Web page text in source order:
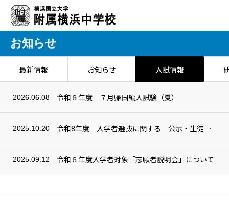
お知らせ
最新情報 お知らせ 入試情報
2026.06.08 令和８年度 ７月帰国編入試験（夏）
2025.10.20 令和8年度 入学者選抜に関する 公示・生徒募集要項について
2025.09.12 令和８年度入学者対象「志願者説明会」について